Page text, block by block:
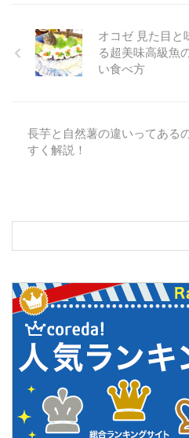
オコゼ 見た目と
る超美味高級魚
い食べ方
長芋と自然薯の違いってある
すく解説！